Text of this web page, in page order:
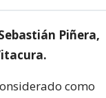
Piñera,
como